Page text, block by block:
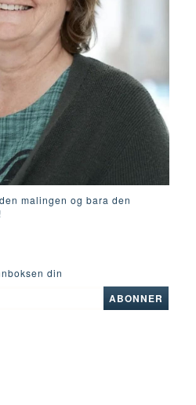
malingen og bara den
din
ABONNER